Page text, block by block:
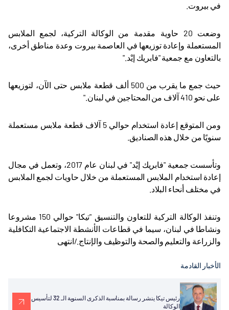
في بيروت
وضعت 20 حاوية مقدمة من الوكالة التركية، لجمع الملابس
المستعملة وإعادة توزيعها في العاصمة بيروت وعدة مناطق أخرى،
بالتعاون مع جمعية "فابريك إيْد ".
حيث جمع ما يقرب من 500 ألف قطعة ملابس حتى الآن، لتوزيعها
على نحو 410 آلاف من المحتاجين في لبنان
".
ومن المتوقع إعادة استخدام حوالي 5 آلاف قطعة ملابس مستعملة
سنويًا من خلال هذه الصناديق.
وتأسست جمعية "فابريك إيْد" في لبنان عام 2017، وتعمل في مجال
إعادة استخدام الملابس المستعملة من خلال حاويات لجمع الملابس
في مختلف أنحاء البلاد
وتنفذ الوكالة التركية للتعاون والتنسيق "تيكا" حوالي 150 مشروعا
ونشاطا في لبنان، سيما في قطاعات الأنشطة الاجتماعية التكافلية
والزراعة والتعليم والصحة والتوظيف والإنتاج./انتهى
الأخبار القادمة
رئيس تيكا ينشر رسالة بمناسبة الذكرى السنوية الـ 32 لتأسيس
الوكالة